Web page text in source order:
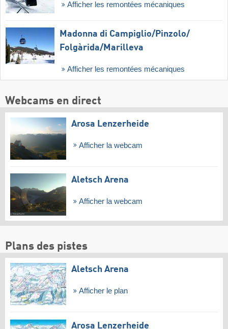
Afficher les remontées mécaniques
Madonna di Campiglio/​Pinzolo/​
Folgàrida/​Marilleva
Afficher les remontées mécaniques
Webcams en direct
Arosa Lenzerheide
Afficher la webcam
Aletsch Arena
Afficher la webcam
Plans des pistes
Aletsch Arena
Afficher le plan
Arosa Lenzerheide